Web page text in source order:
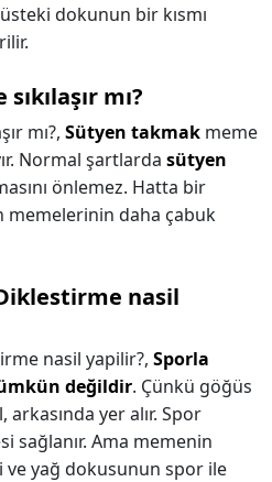
dokunun bir kısmı
mı?
mı?, Sütyen takmak meme
Normal şartlarda sütyen
önlemez. Hatta bir
memelerinin daha çabuk
nasil
nasil yapilir?, Sporla
değildir. Çünkü göğüs
yer alır. Spor
sağlanır. Ama memenin
ve yağ dokusunun spor ile